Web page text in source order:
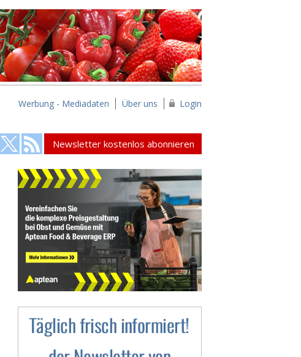
Werbung - Mediadaten Über uns Login
Newsletter kostenlos abonnieren